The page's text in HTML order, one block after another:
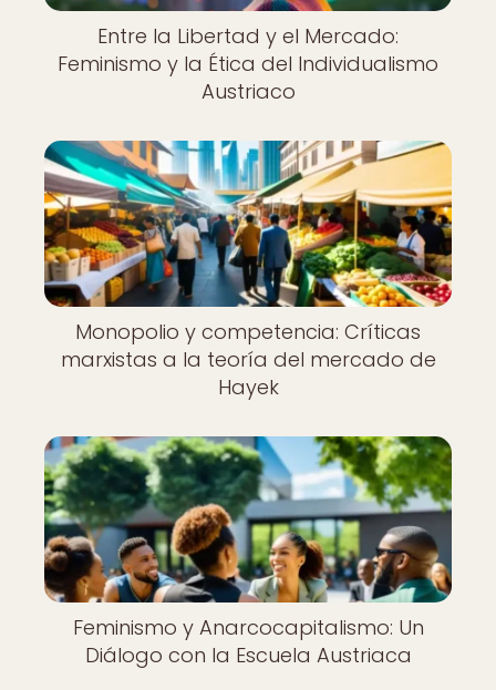
Entre la Libertad y el Mercado:
Feminismo y la Ética del Individualismo
Austriaco
Monopolio y competencia: Críticas
marxistas a la teoría del mercado de
Hayek
Feminismo y Anarcocapitalismo: Un
Diálogo con la Escuela Austriaca